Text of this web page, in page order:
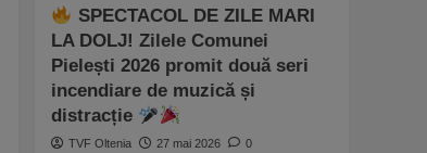
care
Crystal
Palace
pus
mâna
după
SPECTACOL DE ZILE MARI
LA DOLJ! Zilele Comunei
Pielești 2026 promit două seri
incendiare de muzică și
distracție
TVF Oltenia 27 mai 2026 0